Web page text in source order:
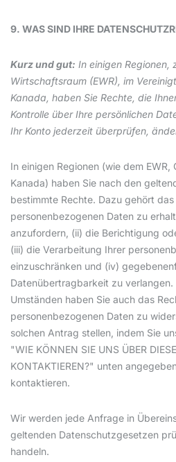
9. WAS SIND IHRE
Kurz und gut: In einigen Regionen,
Wirtschaftsraum (EWR), im
Kanada, haben Sie Rechte, die
Kontrolle über Ihre persönlichen
Ihr Konto jederzeit überprüfen,
In einigen Regionen (wie dem EWR,
Kanada) haben Sie nach den
bestimmte Rechte. Dazu gehört
personenbezogenen Daten zu
anzufordern, (ii) die Berichtigung
(iii) die Verarbeitung Ihrer
einzuschränken und (iv)
Datenübertragbarkeit zu
Umständen haben Sie auch das
personenbezogenen Daten zu
solchen Antrag stellen, indem Sie
"WIE KÖNNEN SIE UNS ÜBER
KONTAKTIEREN?" unten
kontaktieren.
Wir werden jede Anfrage in
geltenden Datenschutzgesetzen
handeln.